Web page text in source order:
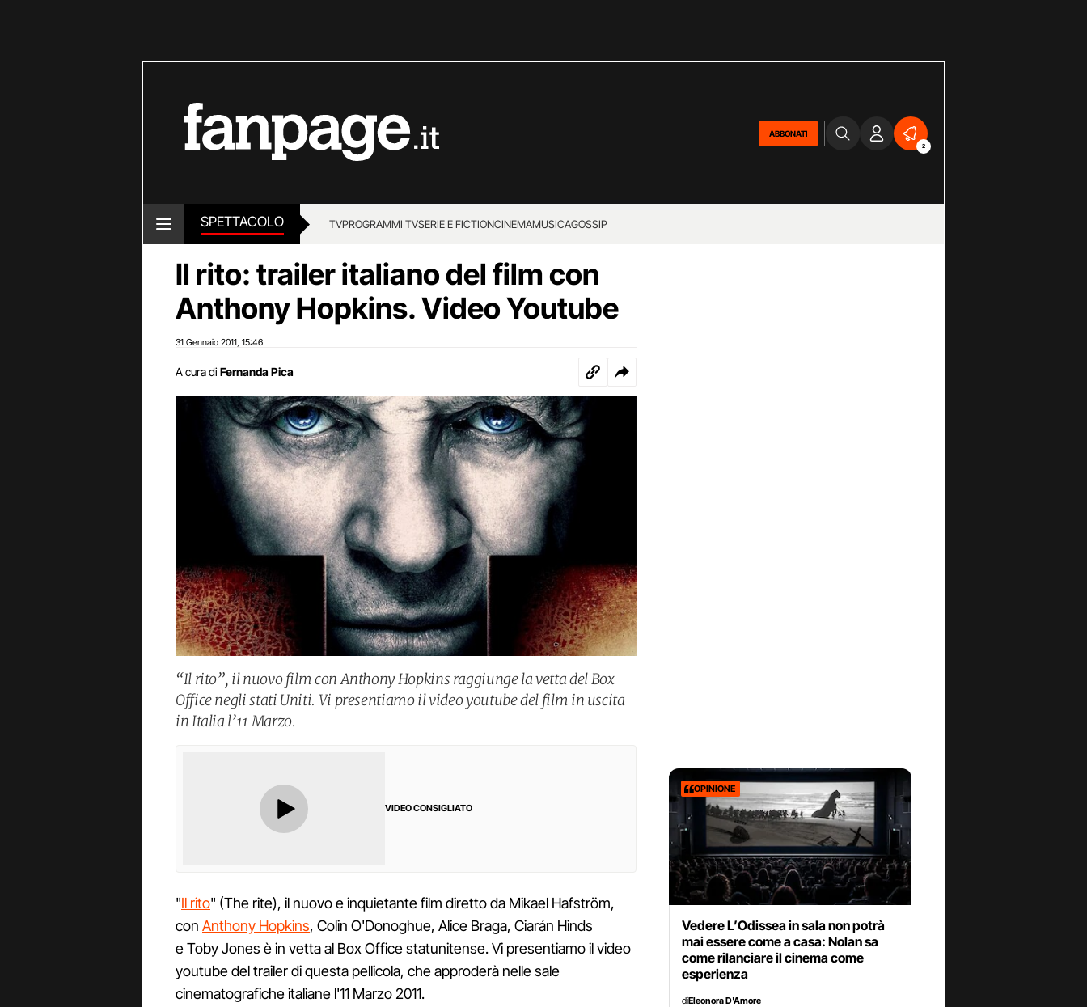
ABBONATI
2
SPETTACOLO TVPROGRAMMI TVSERIE E FICTIONCINEMAMUSICAGOSSIP
Il rito: trailer italiano del film con
Anthony Hopkins. Video Youtube
31 Gennaio 2011 15:46
A cura di Fernanda Pica
“Il rito”, il nuovo film con Anthony Hopkins raggiunge la vetta del Box
Office negli stati Uniti. Vi presentiamo il video youtube del film in uscita
in Italia l’11 Marzo.
VIDEO CONSIGLIATO
"Il rito" (The rite), il nuovo e inquietante film diretto da Mikael Hafström,
con Anthony Hopkins, Colin O'Donoghue, Alice Braga, Ciarán Hinds
e Toby Jones è in vetta al Box Office statunitense. Vi presentiamo il video
youtube del trailer di questa pellicola, che approderà nelle sale
cinematografiche italiane l'11 Marzo 2011.
OPINIONE
Vedere L’Odissea in sala non potrà
mai essere come a casa: Nolan sa
come rilanciare il cinema come
esperienza
diEleonora D'Amore